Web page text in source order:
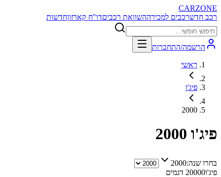
CARZONE
רכב חדשרכבים למכירההשוואת רכביםדו"ח קארזוןחדשות
הרשמה/התחברות
ראשי
פיג'ו
2000
פיג'ו 2000
בחרו שנה:2000
פיג'ו 20000
דגמים